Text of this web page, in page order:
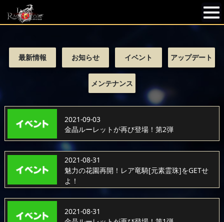
最新情報 お知らせ イベント アップデート
メンテナンス
2021-09-03
金晶ルーレットが再び登場！第2弾
2021-08-31
魅力の花園再開！レア竜騎[元素霊珠]をGETせ
よ！
2021-08-31